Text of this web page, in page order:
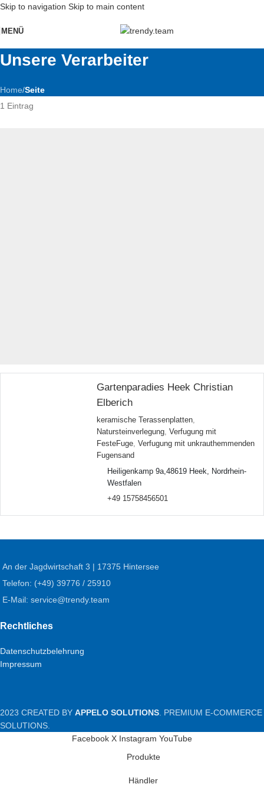
Skip to navigation Skip to main content
MENÜ
Unsere Verarbeiter
Home/Seite
1 Eintrag
Gartenparadies Heek Christian
Elberich
keramische Terassenplatten,
Natursteinverlegung, Verfugung mit
FesteFuge, Verfugung mit unkrauthemmenden
Fugensand
Heiligenkamp 9a,48619 Heek, Nordrhein-
Westfalen
+49 15758456501
An der Jagdwirtschaft 3 | 17375 Hintersee
Telefon: (+49) 39776 / 25910
E-Mail: service@trendy.team
Rechtliches
Datenschutzbelehrung
Impressum
2023 CREATED BY APPELO SOLUTIONS . PREMIUM E-COMMERCE
SOLUTIONS.
Facebook X Instagram YouTube
Produkte
Händler